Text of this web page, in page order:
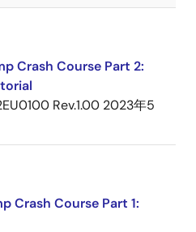
Crash Course Part 2:
Rev.1.00 2023年5
Crash Course Part 1: